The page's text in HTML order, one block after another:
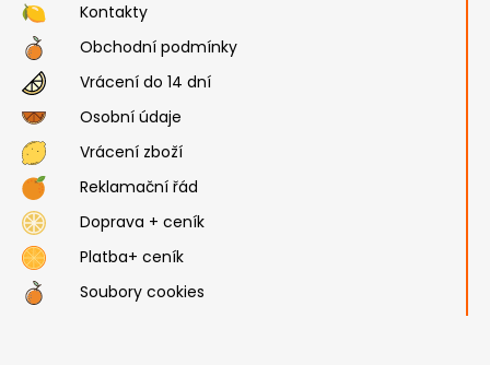
Kontakty
Obchodní podmínky
Vrácení do 14 dní
Osobní údaje
Vrácení zboží
Reklamační řád
Doprava + ceník
Platba+ ceník
Soubory cookies